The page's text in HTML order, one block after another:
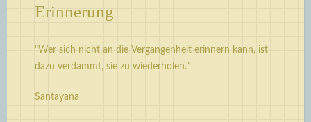
Erinnerung
"Wer sich nicht an die Vergangenheit erinnern kann, ist
dazu verdammt, sie zu wiederholen."
Santayana